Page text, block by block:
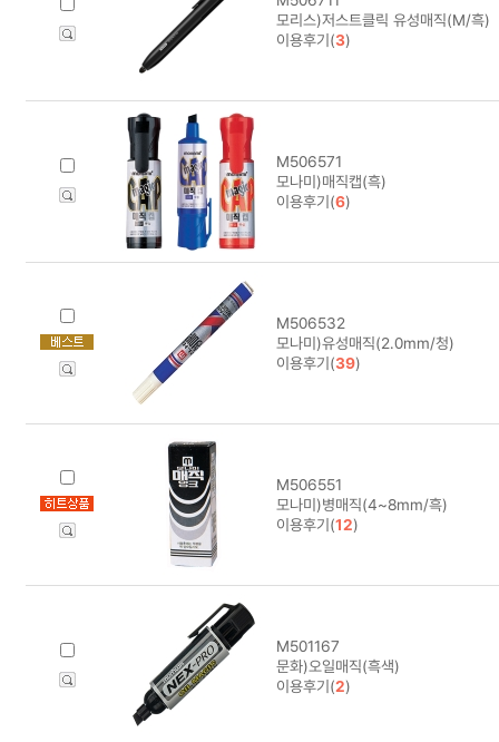
모리스)저스트클릭 유성매직(M/흑)
이용후기(3)
M506571
모나미)매직캡(흑)
이용후기(6)
M506532
모나미)유성매직(2.0mm/청)
이용후기(39)
M506551
모나미)병매직(4~8mm/흑)
이용후기(12)
M501167
문화)오일매직(흑색)
이용후기(2)